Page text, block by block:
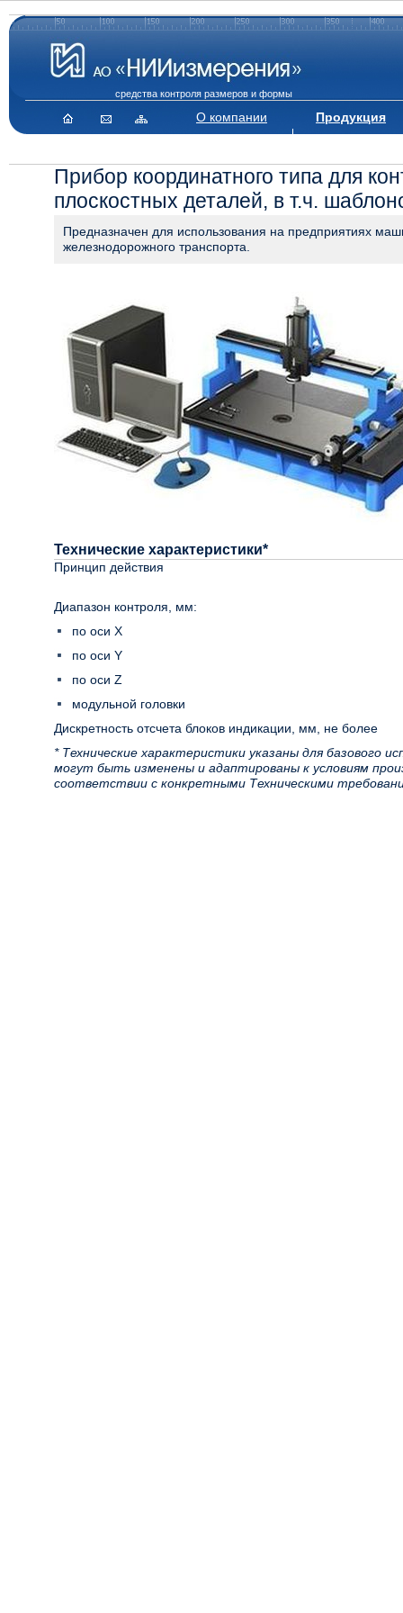
средства контроля размеров и формы
О компании Продукция
Прибор координатного типа для
плоскостных деталей, в т.ч.
Предназначен для использования на предприятиях
железнодорожного транспорта.
Технические характеристики*
Принцип действия
Диапазон контроля, мм:
по оси X
по оси Y
по оси Z
модульной головки
Дискретность отсчета блоков индикации, мм, не более
* Технические характеристики указаны для базового
могут быть изменены и адаптированы к условиям
соответствии с конкретными Техническими